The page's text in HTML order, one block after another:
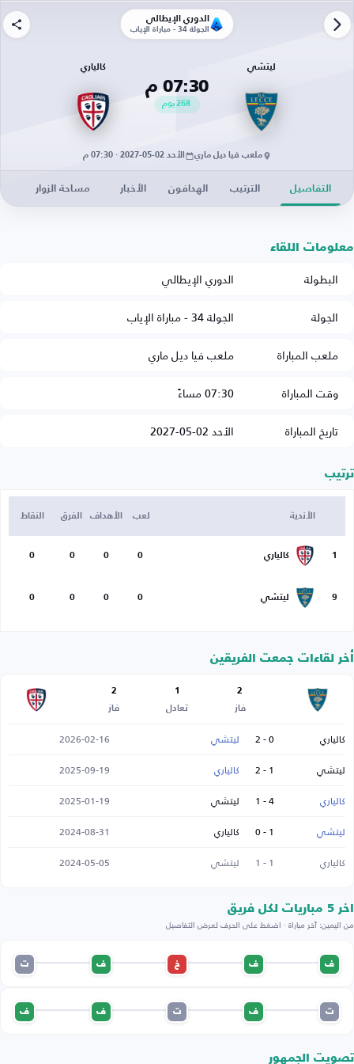
الدوري الإيطالي
الجولة 34 - مباراة الإياب
ليتشي
07:30 م
268يوم
كالياري
ملعب فيا ديل ماري الأحد 02-05-2027 · 07:30 م
التفاصيل الترتيب الهدافون الأخبار مساحة الزوار
معلومات اللقاء
البطولة
الدوري الإيطالي
الجولة
الجولة 34 - مباراة الإياب
ملعب المباراة
ملعب فيا ديل ماري
وقت المباراة
07:30 مساءً
تاريخ المباراة
الأحد 02-05-2027
ترتيب
الأندية لعب الأهداف الفرق النقاط
1 كالياري 0
0
0
0
9 ليتشي 0
0
0
0
أخر لقاءات جمعت الفريقين
2
فاز
1
تعادل
2
فاز
كالياري 0 - 2 ليتشي
2026-02-16
ليتشي
1 - 2 كالياري
2025-09-19
كالياري
4 - 1 ليتشي
2025-01-19
ليتشي
1 - 0 كالياري
2024-08-31
كالياري
1 - 1 ليتشي 2024-05-05
اخر 5 مباريات لكل فريق
من اليمين: آخر مباراة · اضغط على الحرف لعرض التفاصيل
ف ف خ ف ت
ت ف ت ف ف
تصويت الجمهور